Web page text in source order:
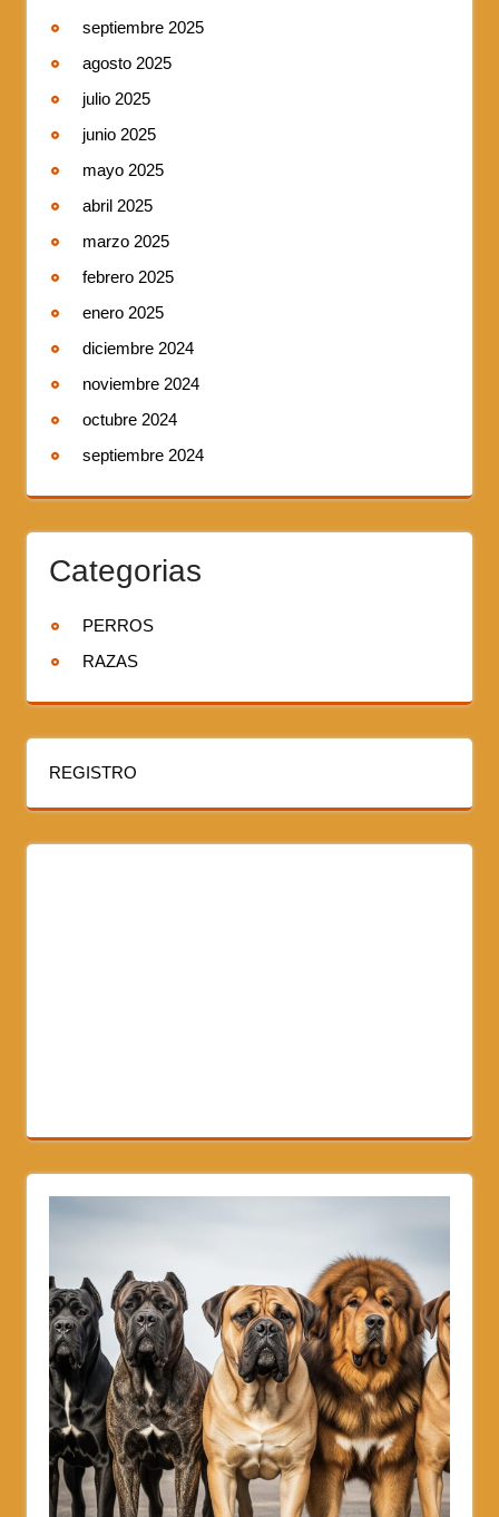
septiembre 2025
agosto 2025
julio 2025
junio 2025
mayo 2025
abril 2025
marzo 2025
febrero 2025
enero 2025
diciembre 2024
noviembre 2024
octubre 2024
septiembre 2024
Categorias
PERROS
RAZAS
REGISTRO